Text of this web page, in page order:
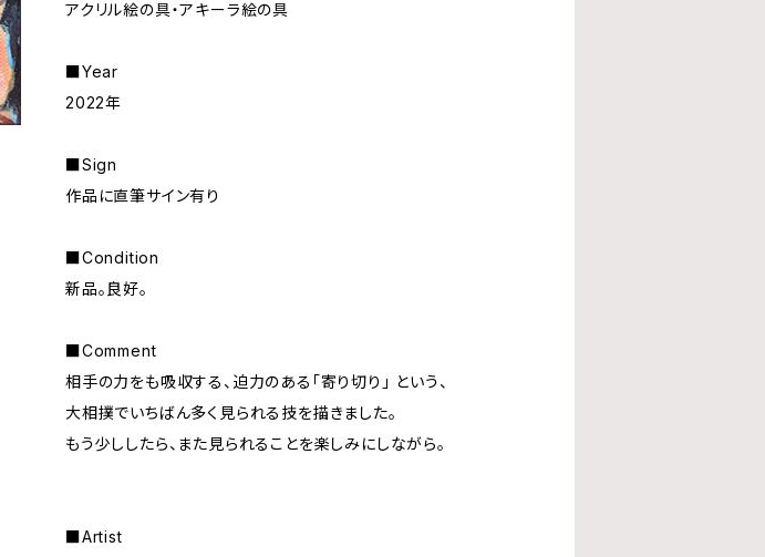
アクリル絵の具・アキーラ絵の具
■Year
2022年
■Sign
作品に直筆サイン有り
■Condition
新品。良好。
■Comment
相手の力をも吸収する、迫力のある「寄り切り」 という、
大相撲でいちばん多く見られる技を描きました。
もう少ししたら、また見られることを楽しみにしながら。
■Artist